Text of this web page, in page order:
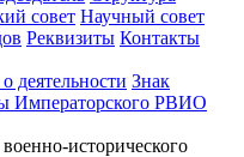
совет Научный совет
Реквизиты Контакты
деятельности Знак
Императорского РВИО
исторического